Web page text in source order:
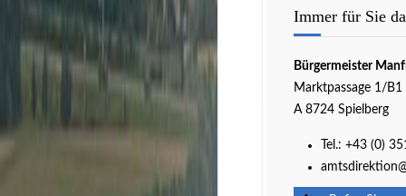
Immer für Sie
Bürgermeister
Marktpassage 1/B1
A 8724 Spielberg
Tel.: +43 (0)